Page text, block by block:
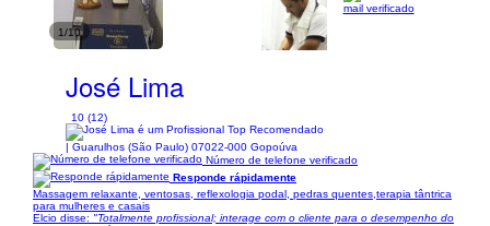
1/10
José Lima
10 (12)
| Guarulhos (São Paulo) 07022-000 Gopoúva
mail verificado
Número de telefone verificado
Responde rápidamente
Massagem relaxante, ventosas, reflexologia podal, pedras quentes,terapia tântrica
para mulheres e casais
Elcio disse: "Totalmente profissional; interage com o cliente para o desempenho do